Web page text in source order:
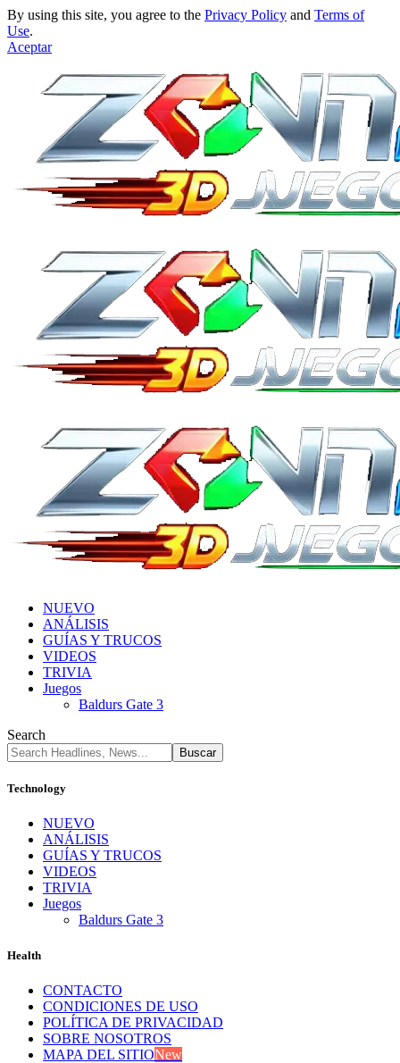
By using this site, you agree to the Privacy Policy and Terms of
Use.
Aceptar
NUEVO
ANÁLISIS
GUÍAS Y TRUCOS
VIDEOS
TRIVIA
Juegos
Baldurs Gate 3
Search
Technology
NUEVO
ANÁLISIS
GUÍAS Y TRUCOS
VIDEOS
TRIVIA
Juegos
Baldurs Gate 3
Health
CONTACTO
CONDICIONES DE USO
POLÍTICA DE PRIVACIDAD
SOBRE NOSOTROS
MAPA DEL SITIONew